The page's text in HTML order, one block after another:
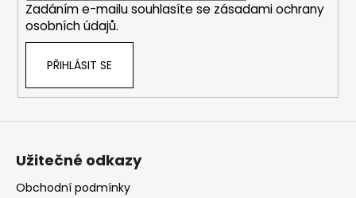
Zadáním e-mailu souhlasíte se zásadami ochrany
osobních údajů.
PŘIHLÁSIT SE
Užitečné odkazy
Obchodní podmínky